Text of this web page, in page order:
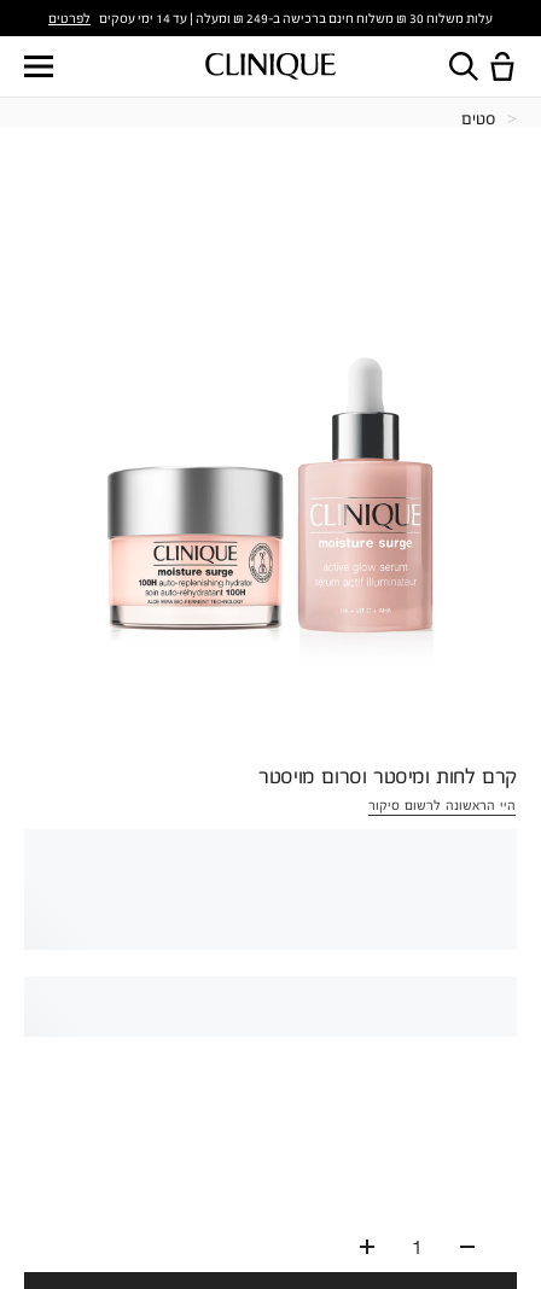
עלות משלוח 30 ₪ משלוח חינם ברכישה ב-249 ₪ ומעלה | עד 14 ימי עסקים לפרטים
סטים
קרם לחות ומיסטר וסרום מויסטר
היי הראשונה לרשום סיקור
1